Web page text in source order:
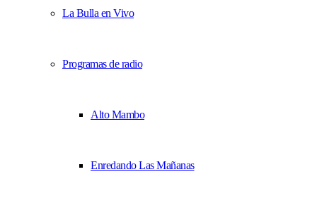
La Bulla en Vivo
Programas de radio
Alto Mambo
Enredando Las Mañanas